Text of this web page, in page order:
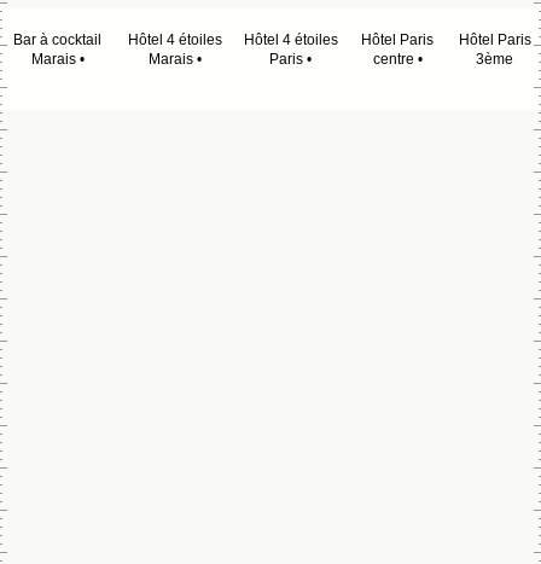
Bar à cocktail
Marais
Hôtel 4 étoiles
Marais
Hôtel 4 étoiles
Paris
Hôtel Paris
centre
Hôtel Paris
3ème